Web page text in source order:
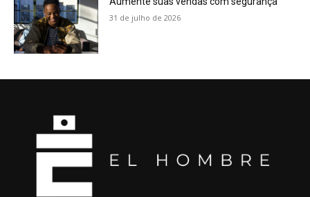
31 de julho de 2026